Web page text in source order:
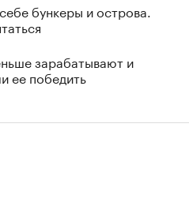
бункеры и острова.
зарабатывают и
ее победить